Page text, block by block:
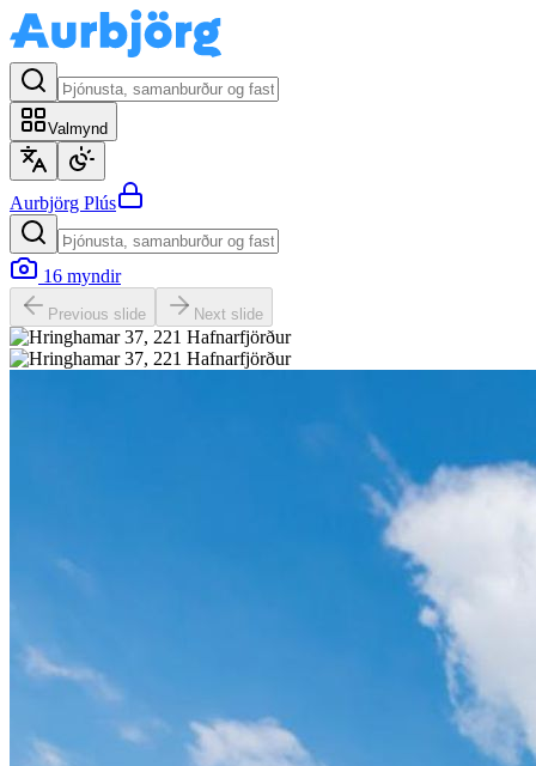
Valmynd
Aurbjörg Plús
16 myndir
Previous slide Next slide